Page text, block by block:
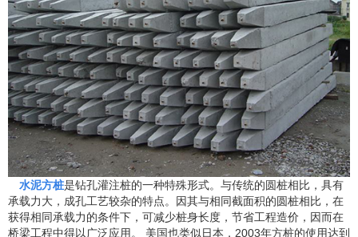
水泥方桩是钻孔灌注桩的一种特殊形式。与传统的圆桩相比，具有
承载力大，成孔工艺较杂的特点。因其与相同截面积的圆桩相比，在
获得相同承载力的条件下，可减少桩身长度，节省工程造价，因而在
桥梁工程中得以广泛应用。
美国也类似日本， 2003年方桩的使用达到